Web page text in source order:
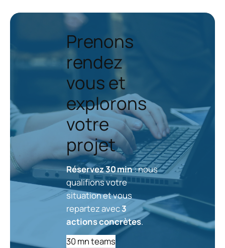
Prenons
rendez
vous et
explorons
votre
projet
Réservez 30 min: nous
qualifions votre
situation et vous
repartez avec3
actions concrètes.
30 mn teams